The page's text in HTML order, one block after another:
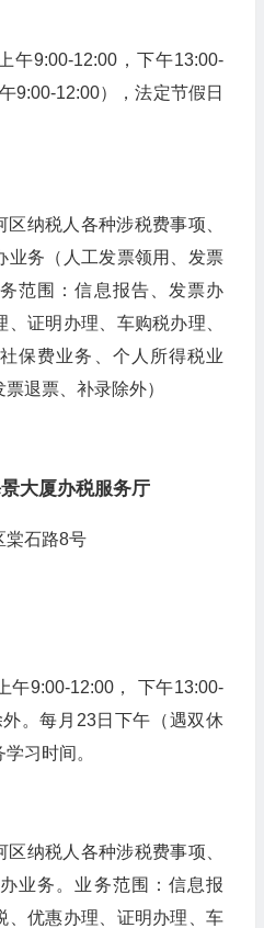
午9:00-12:00，下午13:00-
9:00-12:00），法定节假日
纳税人各种涉税费事项、
业务（人工发票领用、发票
范围：信息报告、发票办
证明办理、车购税办理、
保费业务、个人所得税业
退票、补录除外）
大厦办税服务厅
棠石路8号
午9:00-12:00， 下午13:00-
。每月23日下午（遇双休
习时间。
纳税人各种涉税费事项、
业务。业务范围：信息报
、优惠办理、证明办理、车